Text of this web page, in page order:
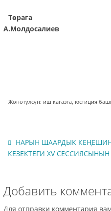
А.Молдосалиев
Жөнөтүлсүн: иш кагазга, юстиция
НАРЫН ШААРДЫК
КЕЗЕКТЕГИ ХV
Добавить
Для отправки комментария